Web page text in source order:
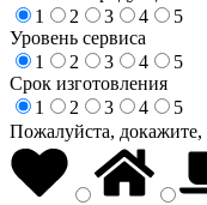
1
2 3 4
5
Уровень сервиса
1
2 3 4
5
Срок изготовления
1
2 3 4
5
Пожалуйста,